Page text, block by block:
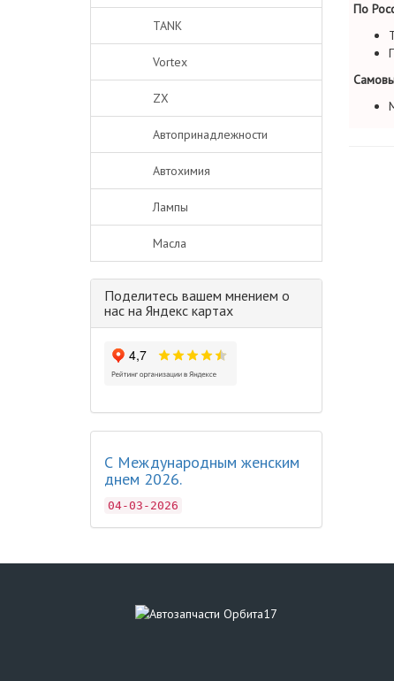
TANK
Vortex
ZX
Автопринадлежности
Автохимия
Лампы
Масла
Поделитесь вашем мнением о
нас на Яндекс картах
С Международным женским
днем 2026.
04-03-2026
По